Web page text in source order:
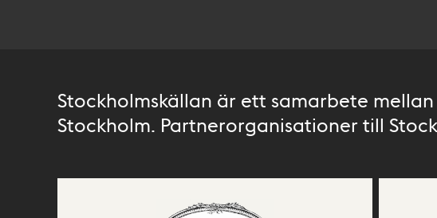
Stockholmskällan är ett samarbete
Stockholm. Partnerorganisationer till